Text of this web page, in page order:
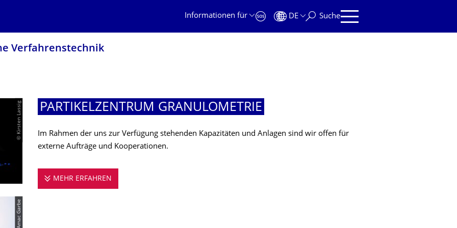
Informationen für
DE Suche
Verfahrenstechnik
© Kirsten Lassig
© Amac Garbe
PARTIKELZENTRUM GRANULOMETRIE
Im Rahmen der uns zur Verfügung stehenden Kapazitäten und Anlagen sind wir offen für
externe Aufträge und Kooperationen.
MEHR ERFAHREN